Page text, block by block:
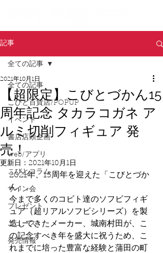
記事
全ての記事
こびと百貨店/POPUP
イベント
書店店頭企画
web/アプリ
こびとコラム
サイン会
プレゼント
ニュース
発売情報
全ての記事
【超限定】こびとづかん15
周年記念 タカラコガネ ア
ルミ切削フィギュア 発
売！
2021年10月1日
更新日： 2021年10月1日
2021年、15周年を迎えた「こびとづか
ん」。
今まで多くのコビト達のソフビフィギ
ュア（超リアルソフビシリーズ）を製
造してきたメーカー、城南村田が、こ
の記念すべき年を盛大に祝うため、こ
れまでに培った豊富な経験と蒲田の町